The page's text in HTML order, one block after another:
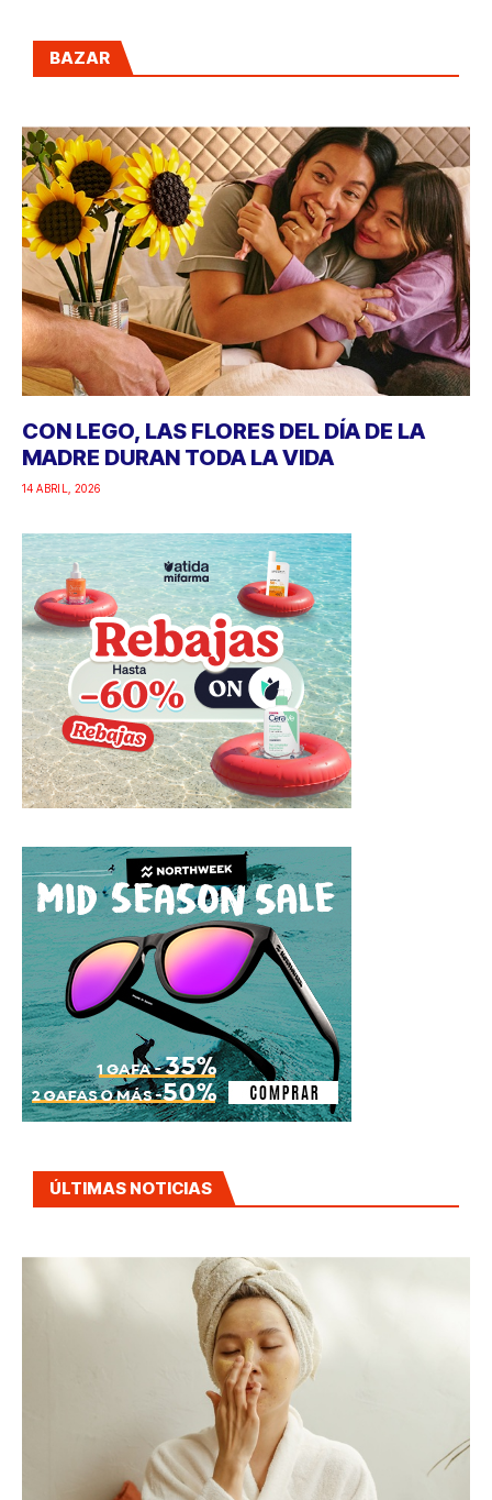
BAZAR
CON LEGO, LAS FLORES DEL DÍA DE LA
MADRE DURAN TODA LA VIDA
14 ABRIL, 2026
ÚLTIMAS NOTICIAS